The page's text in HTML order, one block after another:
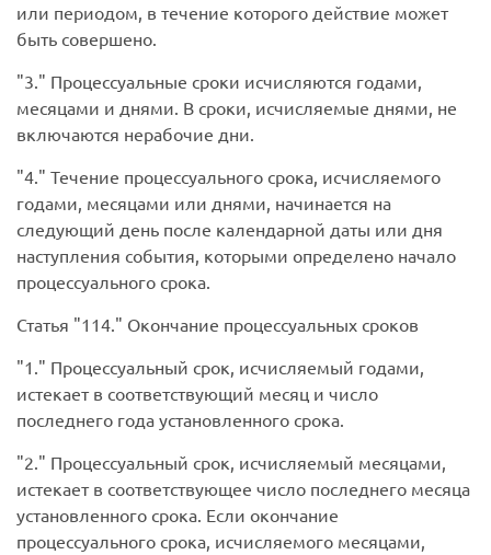
или периодом, в течение которого действие может
быть совершено.
3.
Процессуальные сроки исчисляются годами,
месяцами и днями. В сроки, исчисляемые днями, не
включаются нерабочие дни.
4. Течение процессуального срока, исчисляемого
годами, месяцами или днями, начинается на
следующий день после календарной даты или дня
наступления события, которыми определено начало
процессуального срока.
Статья
114.
Окончание процессуальных сроков
1.
Процессуальный срок, исчисляемый годами,
истекает в соответствующий месяц и число
последнего года установленного срока.
2.
Процессуальный срок, исчисляемый месяцами,
истекает в соответствующее число последнего месяца
установленного срока. Если окончание
процессуального срока, исчисляемого месяцами,